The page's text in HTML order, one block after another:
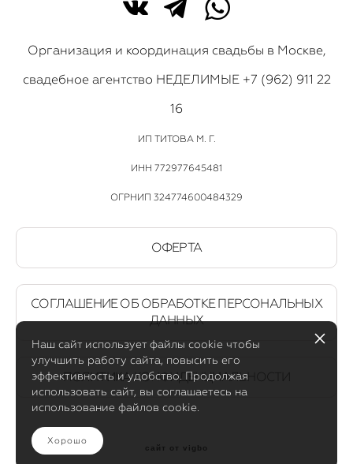
Организация и координация свадьбы в Москве,
свадебное агентство НЕДЕЛИМЫЕ +7 (962) 911 22
16
ИП ТИТОВА М. Г.
ИНН 772977645481
ОГРНИП 324774600484329
ОФЕРТА
СОГЛАШЕНИЕ ОБ ОБРАБОТКЕ ПЕРСОНАЛЬНЫХ
ДАННЫХ
ПОЛИТИКА КОНФИДЕНЦИАЛЬНОСТИ
сайт от vigbo
Наш сайт использует файлы cookie чтобы
улучшить работу сайта, повысить его
эффективность и удобство. Продолжая
использовать сайт, вы соглашаетесь на
использование файлов cookie.
Хорошо